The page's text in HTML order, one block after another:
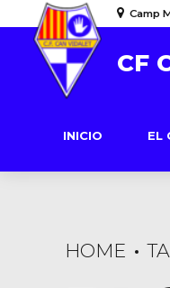
Camp
CF
INICIO EL
HOME